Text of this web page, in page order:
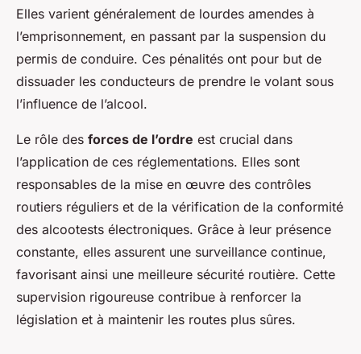
Elles varient généralement de lourdes amendes à
l’emprisonnement, en passant par la suspension du
permis de conduire. Ces pénalités ont pour but de
dissuader les conducteurs de prendre le volant sous
l’influence de l’alcool.
Le rôle des forces de l’ordre est crucial dans
l’application de ces réglementations. Elles sont
responsables de la mise en œuvre des contrôles
routiers réguliers et de la vérification de la conformité
des alcootests électroniques. Grâce à leur présence
constante, elles assurent une surveillance continue,
favorisant ainsi une meilleure sécurité routière. Cette
supervision rigoureuse contribue à renforcer la
législation et à maintenir les routes plus sûres.